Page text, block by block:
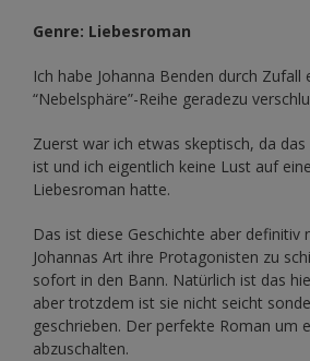
Genre: Liebesroman
Ich habe Johanna Benden durch Zufall
“Nebelsphäre”-Reihe geradezu
Zuerst war ich etwas skeptisch, da
ist und ich eigentlich keine Lust auf
Liebesroman hatte.
Das ist diese Geschichte aber definitiv
Johannas Art ihre Protagonisten zu
sofort in den Bann. Natürlich ist das
aber trotzdem ist sie nicht seicht
geschrieben. Der perfekte Roman um
abzuschalten.